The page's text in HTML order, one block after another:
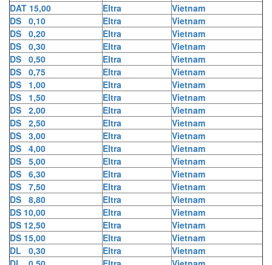
DAT 15,00
Eltra
Vietnam
DS 0,10
Eltra
Vietnam
DS 0,20
Eltra
Vietnam
DS 0,30
Eltra
Vietnam
DS 0,50
Eltra
Vietnam
DS 0,75
Eltra
Vietnam
DS 1,00
Eltra
Vietnam
DS 1,50
Eltra
Vietnam
DS 2,00
Eltra
Vietnam
DS 2,50
Eltra
Vietnam
DS 3,00
Eltra
Vietnam
DS 4,00
Eltra
Vietnam
DS 5,00
Eltra
Vietnam
DS 6,30
Eltra
Vietnam
DS 7,50
Eltra
Vietnam
DS 8,80
Eltra
Vietnam
DS 10,00
Eltra
Vietnam
DS 12,50
Eltra
Vietnam
DS 15,00
Eltra
Vietnam
DL 0,30
Eltra
Vietnam